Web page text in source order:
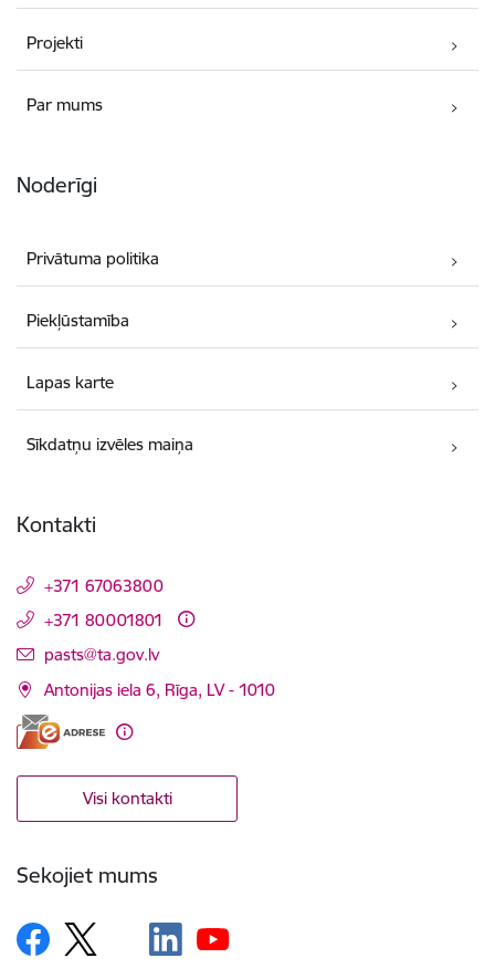
Projekti
Par mums
Noderīgi
Privātuma politika
Piekļūstamība
Lapas karte
Sīkdatņu izvēles maiņa
Kontakti
+371 67063800
+371 80001801
E-pasts:
pasts@ta.gov.lv
Antonijas iela 6, Rīga, LV - 1010
Visi kontakti
Sekojiet mums